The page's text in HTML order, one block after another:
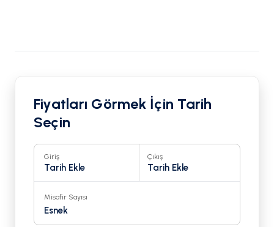
Fiyatları Görmek İçin Tarih
Seçin
Giriş
Tarih Ekle
Çıkış
Tarih Ekle
Misafir Sayısı
Esnek